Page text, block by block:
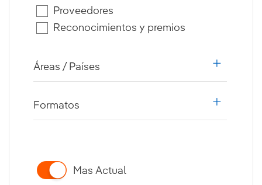
Proveedores
Reconocimientos y premios
Áreas / Países
Formatos
Mas Actual